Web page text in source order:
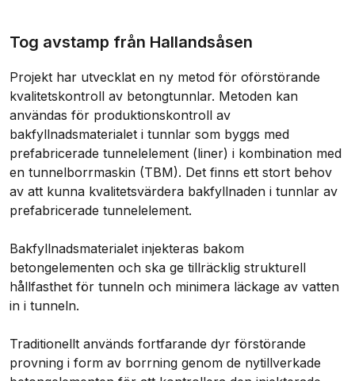
Tog avstamp från Hallandsåsen
Projekt har utvecklat en ny metod för oförstörande
kvalitetskontroll av betongtunnlar. Metoden kan
användas för produktionskontroll av
bakfyllnadsmaterialet i tunnlar som byggs med
prefabricerade tunnelelement (liner) i kombination med
en tunnelborrmaskin (TBM). Det finns ett stort behov
av att kunna kvalitetsvärdera bakfyllnaden i tunnlar av
prefabricerade tunnelelement.
Bakfyllnadsmaterialet injekteras bakom
betongelementen och ska ge tillräcklig strukturell
hållfasthet för tunneln och minimera läckage av vatten
in i tunneln.
Traditionellt används fortfarande dyr förstörande
provning i form av borrning genom de nytillverkade